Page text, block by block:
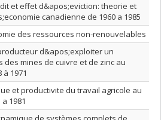
et effet d&apos;eviction: theorie et
canadienne de 1960 a 1985
des ressources non-renouvelables
d&apos;exploiter un
des mines de cuivre et de zinc au
à 1971
et productivite du travail agricole au
1981